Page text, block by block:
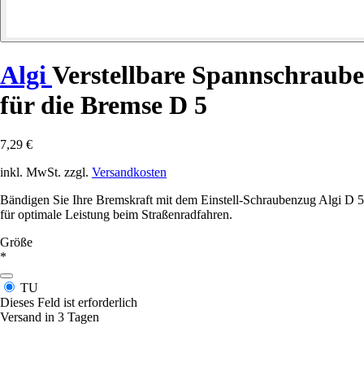
Algi Verstellbare Spannschraube
für die Bremse D 5
7,29 €
inkl. MwSt. zzgl. Versandkosten
Bändigen Sie Ihre Bremskraft mit dem Einstell-Schraubenzug Algi D 5
für optimale Leistung beim Straßenradfahren.
Größe
*
TU
Dieses Feld ist erforderlich
Versand in 3 Tagen